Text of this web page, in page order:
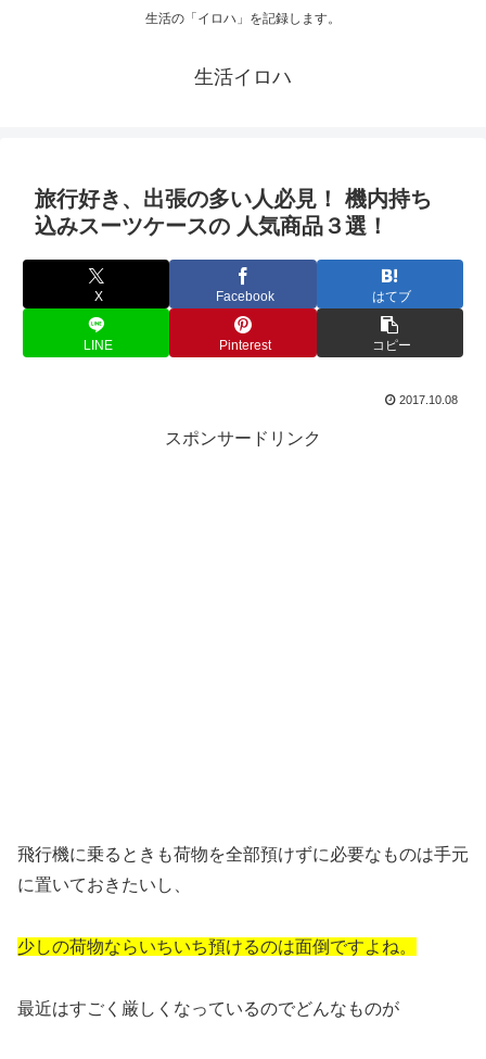
生活の「イロハ」を記録します。
生活イロハ
旅行好き、出張の多い人必見！ 機内持ち
込みスーツケースの 人気商品３選！
X Facebook はてブ
LINE Pinterest コピー
2017.10.08
スポンサードリンク
飛行機に乗るときも荷物を全部預けずに必要なものは手元
に置いておきたいし、
少しの荷物ならいちいち預けるのは面倒ですよね。
最近はすごく厳しくなっているのでどんなものが